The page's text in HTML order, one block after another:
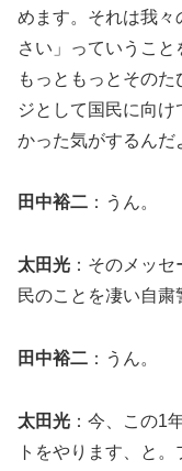
めます。それは我々
さい」っていうこと
もっともっとその
ジとして国民に向
かった気がするんだ
田中裕二 ：うん。
太田光 ：そのメッ
民のことを凄い自粛
田中裕二 ：うん。
太田光 ：今、この1
トをやります、と